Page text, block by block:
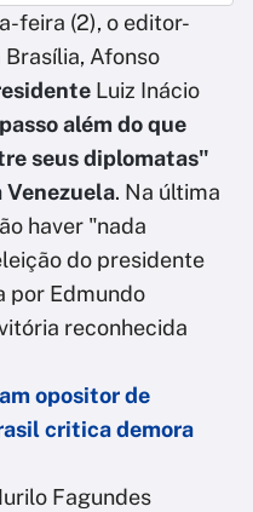
feira (2), o editor-
Brasília, Afonso
Luiz Inácio
além do que
seus diplomatas"
Venezuela. Na última
haver "nada
do presidente
por Edmundo
reconhecida
opositor de
critica demora
Fagundes